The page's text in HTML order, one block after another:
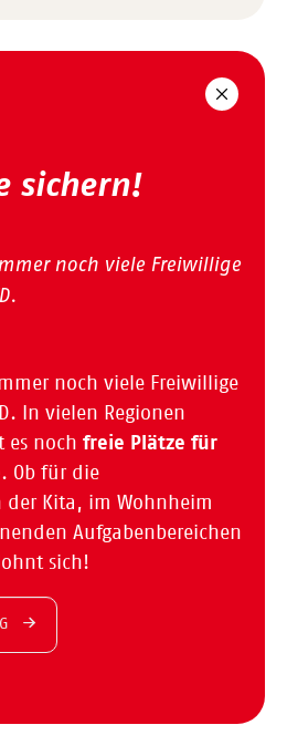
sichern!
noch viele Freiwillige
noch viele Freiwillige
In vielen Regionen
es noch freie Plätze für
. Ob für die
der Kita, im Wohnheim
Aufgabenbereichen
sich!